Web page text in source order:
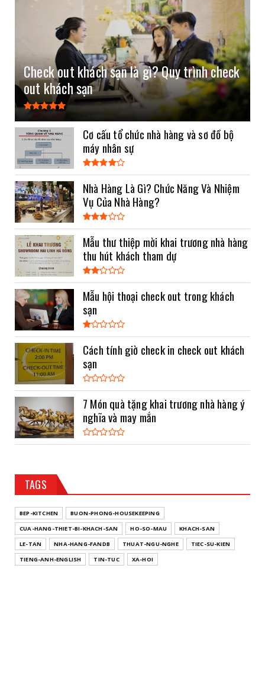
Check out khách sạn là gì? Quy trình check
out khách sạn
Cơ cấu tổ chức nhà hàng và sơ đồ bộ
máy nhân sự
Nhà Hàng Là Gì? Chức Năng Và Nhiệm
Vụ Của Nhà Hàng?
Mẫu thư thiệp mời khai trương nhà hàng
thu hút khách tham dự
Mẫu hội thoại check out trong khách
sạn
Cách tính giờ check in check out khách
sạn
7 Món quà tặng khai trương nhà hàng ý
nghĩa và may mắn
TAGS
BEP-KITCHEN
BUON-PHONG-HOUSEKEEPING
CUA-HANG-THIET-BI-KHACH-SAN
HO-SO-MAU
KHACH-SAN
LE-TAN
NHA-HANG-FANDB THUAT-NGU-NGHE
TIEC-SU-KIEN
TIENG-ANH-ENGLISH
TIN-TUC XA-HOI